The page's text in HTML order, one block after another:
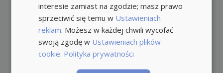
interesie zamiast na zgodzie; masz prawo
sprzeciwić się temu w Ustawieniach
reklam. Możesz w każdej chwili wycofać
swoją zgodę w Ustawieniach plików
cookie. Polityka prywatności